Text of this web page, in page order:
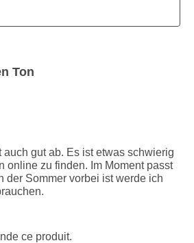
Ton
auch gut ab. Es ist etwas schwierig
online zu finden. Im Moment passt
der Sommer vorbei ist werde ich
ce produit.